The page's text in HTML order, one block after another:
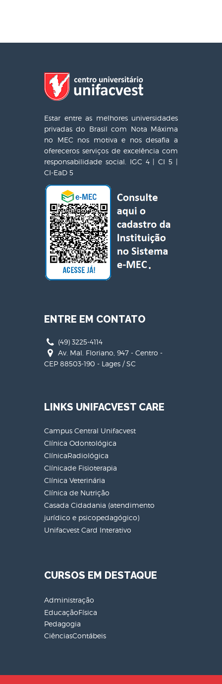
Estar entre as melhores universidades
privadas do Brasil com Nota Máxima
no MEC nos motiva e nos desafia a
ofereceros serviços de excelência com
responsabilidade social. IGC 4 | CI 5 |
CI-EaD 5
ENTRE EM CONTATO
(49) 3225-4114
Av. Mal. Floriano, 947 - Centro -
CEP 88503-190 - Lages / SC
LINKS UNIFACVEST CARE
Campus Central Unifacvest
Clínica Odontológica
ClínicaRadiológica
Clínicade Fisioterapia
Clínica Veterinária
Clínica de Nutrição
Casada Cidadania (atendimento
jurídico e psicopedagógico)
Unifacvest Card Interativo
CURSOS EM DESTAQUE
Administração
EducaçãoFísica
Pedagogia
CiênciasContábeis